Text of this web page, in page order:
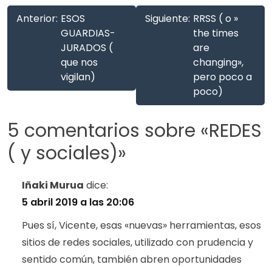
Anterior: ESOS
GUARDIAS-
JURADOS (
que nos
vigilan)
Siguiente: RRSS ( o »
the times
are
changing»,
pero poco a
poco)
5 comentarios sobre «REDES
( y sociales)»
Iñaki Murua dice:
5 abril 2019 a las 20:06
Pues sí, Vicente, esas «nuevas» herramientas, esos
sitios de redes sociales, utilizado con prudencia y
sentido común, también abren oportunidades